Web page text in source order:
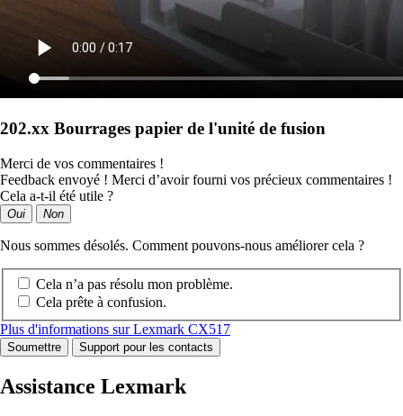
202.xx Bourrages papier de l'unité de fusion
Merci de vos commentaires !
Feedback envoyé ! Merci d’avoir fourni vos précieux commentaires !
Cela a-t-il été utile ?
Oui Non
Nous sommes désolés. Comment pouvons-nous améliorer cela ?
Cela n’a pas résolu mon problème.
Cela prête à confusion.
Plus d'informations sur Lexmark CX517
Soumettre Support pour les contacts
Assistance Lexmark